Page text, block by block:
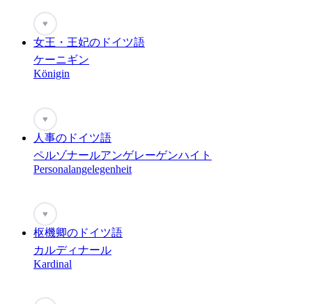
♥
女王・王妃のドイツ語
ケーニギン
Königin
♥
人事のドイツ語
ペルゾナールアンゲレーゲンハイト
Personalangelegenheit
♥
枢機卿のドイツ語
カルディナール
Kardinal